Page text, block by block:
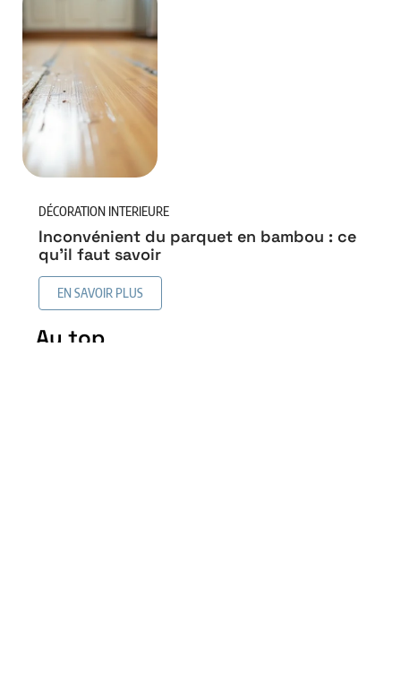
DÉCORATION INTERIEURE
Inconvénient du parquet en bambou : ce
qu’il faut savoir
EN SAVOIR PLUS
Au top